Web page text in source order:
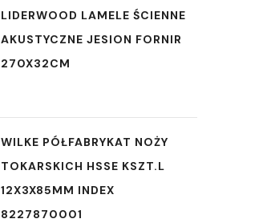
LIDERWOOD LAMELE ŚCIENNE
AKUSTYCZNE JESION FORNIR
270X32CM
WILKE PÓŁFABRYKAT NOŻY
TOKARSKICH HSSE KSZT.L
12X3X85MM INDEX
8227870001